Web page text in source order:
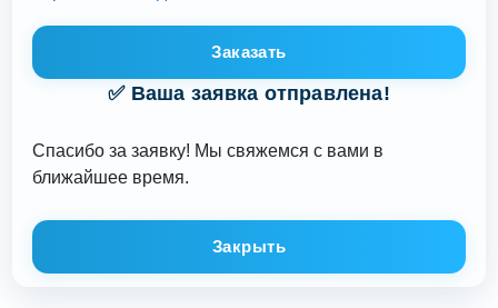
Заказать
✅ Ваша заявка отправлена!
Спасибо за заявку! Мы свяжемся с вами в
ближайшее время.
Закрыть